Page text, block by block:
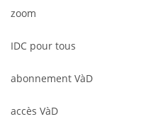
zoom
IDC pour tous
abonnement VàD
accès VàD